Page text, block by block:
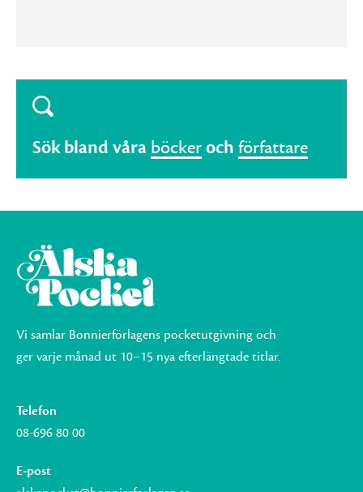
Sök bland våra böckeroch författare
Vi samlar Bonnierförlagens pocketutgivning och
ger varje månad ut 10–15 nya efterlängtade titlar.
Telefon
08-696 80 00
E-post